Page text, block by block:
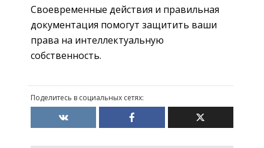
Своевременные действия и правильная
документация помогут защитить ваши
права на интеллектуальную
собственность.
Поделитесь в социальных сетях: